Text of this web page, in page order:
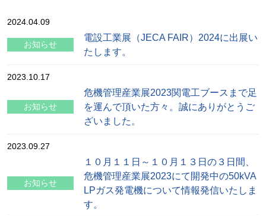
2024.04.09
お知らせ
電設工業展（JECA FAIR）2024に出展い
たします。
2023.10.17
お知らせ
危機管理産業展2023関電工ブースまで足
を運んで頂いた方々。誠にありがとうご
ざいました。
2023.09.27
お知らせ
１０月１１日～１０月１３日の３日間、
危機管理産業展2023にて開発中の50kVA
LPガス発電機について情報発信いたしま
す。